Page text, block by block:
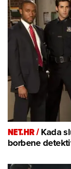
NET.HR /Kada
borbene